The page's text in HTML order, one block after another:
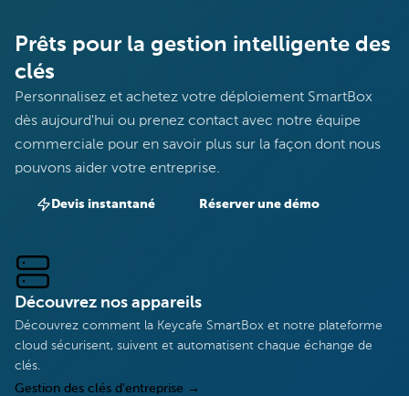
Prêts pour la gestion intelligente des
clés
Personnalisez et achetez votre déploiement SmartBox
dès aujourd'hui ou prenez contact avec notre équipe
commerciale pour en savoir plus sur la façon dont nous
pouvons aider votre entreprise.
Devis instantané Réserver une démo
Découvrez nos appareils
Découvrez comment la Keycafe SmartBox et notre plateforme
cloud sécurisent, suivent et automatisent chaque échange de
clés.
Gestion des clés d'entreprise →